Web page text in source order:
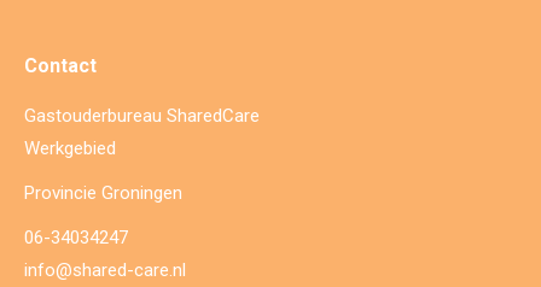
Contact
Gastouderbureau SharedCare
Werkgebied
Provincie Groningen
06-34034247
info@shared-care.nl